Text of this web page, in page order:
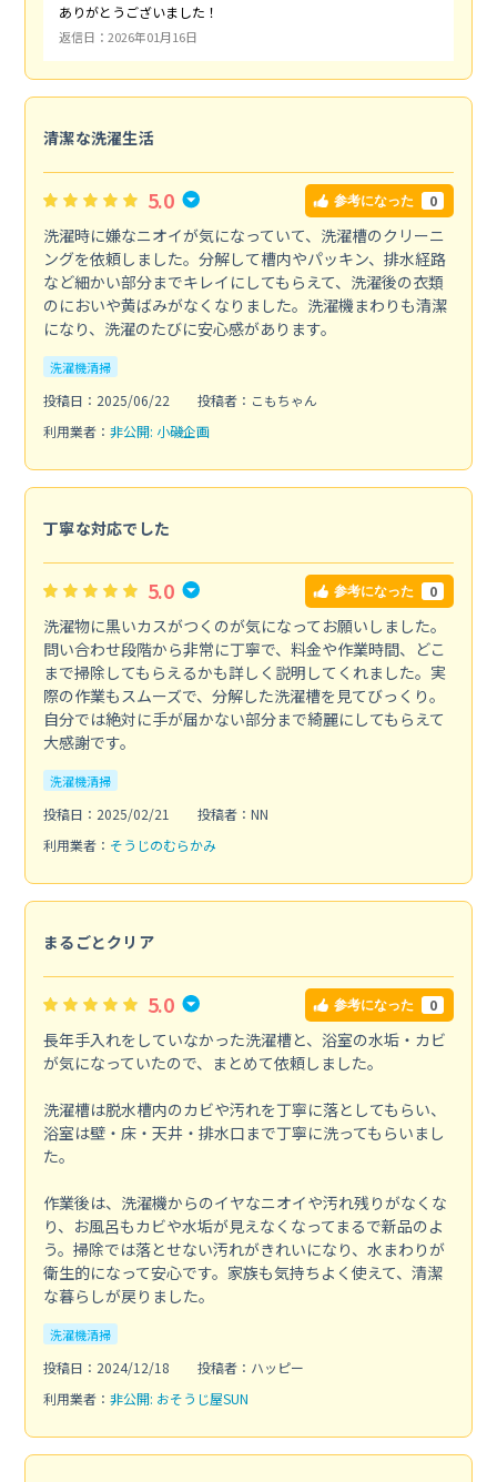
ありがとうございました！
返信日：2026年01月16日
清潔な洗濯生活
5.0 参考になった 0
洗濯時に嫌なニオイが気になっていて、洗濯槽のクリーニ
ングを依頼しました。分解して槽内やパッキン、排水経路
など細かい部分までキレイにしてもらえて、洗濯後の衣類
のにおいや黄ばみがなくなりました。洗濯機まわりも清潔
になり、洗濯のたびに安心感があります。
洗濯機清掃
投稿日：2025/06/22
投稿者：こもちゃん
利用業者： 非公開: 小磯企画
丁寧な対応でした
5.0 参考になった 0
洗濯物に黒いカスがつくのが気になってお願いしました。
問い合わせ段階から非常に丁寧で、料金や作業時間、どこ
まで掃除してもらえるかも詳しく説明してくれました。実
際の作業もスムーズで、分解した洗濯槽を見てびっくり。
自分では絶対に手が届かない部分まで綺麗にしてもらえて
大感謝です。
洗濯機清掃
投稿日：2025/02/21
投稿者：NN
利用業者： そうじのむらかみ
まるごとクリア
5.0 参考になった 0
長年手入れをしていなかった洗濯槽と、浴室の水垢・カビ
が気になっていたので、まとめて依頼しました。
洗濯槽は脱水槽内のカビや汚れを丁寧に落としてもらい、
浴室は壁・床・天井・排水口まで丁寧に洗ってもらいまし
た。
作業後は、洗濯機からのイヤなニオイや汚れ残りがなくな
り、お風呂もカビや水垢が見えなくなってまるで新品のよ
う。掃除では落とせない汚れがきれいになり、水まわりが
衛生的になって安心です。家族も気持ちよく使えて、清潔
な暮らしが戻りました。
洗濯機清掃
投稿日：2024/12/18
投稿者：ハッピー
利用業者： 非公開: おそうじ屋SUN